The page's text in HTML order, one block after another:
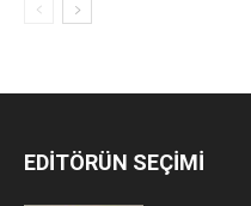
EDİTÖRÜN SEÇİMİ